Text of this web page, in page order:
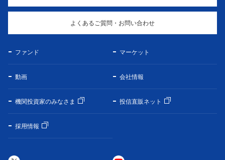
よくあるご質問・お問い合わせ
ファンド マーケット
動画 会社情報
機関投資家のみなさま 投信直販ネット
採用情報